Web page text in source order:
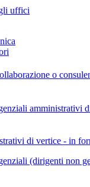
uffici
o
amministrativi
di vertice - in
(dirigenti non